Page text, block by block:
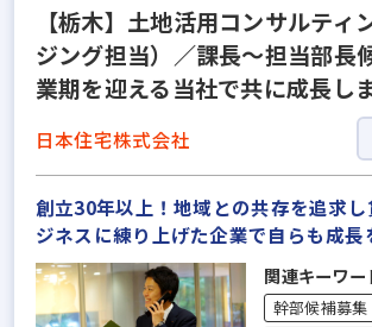
【栃木】土地活用コンサルティ
ジング担当）／課長～担当部長
業期を迎える当社で共に成長し
日本住宅株式会社
創立30年以上！地域との共存を追求
ジネスに練り上げた企業で自らも成長
関連キーワー
幹部候補募集